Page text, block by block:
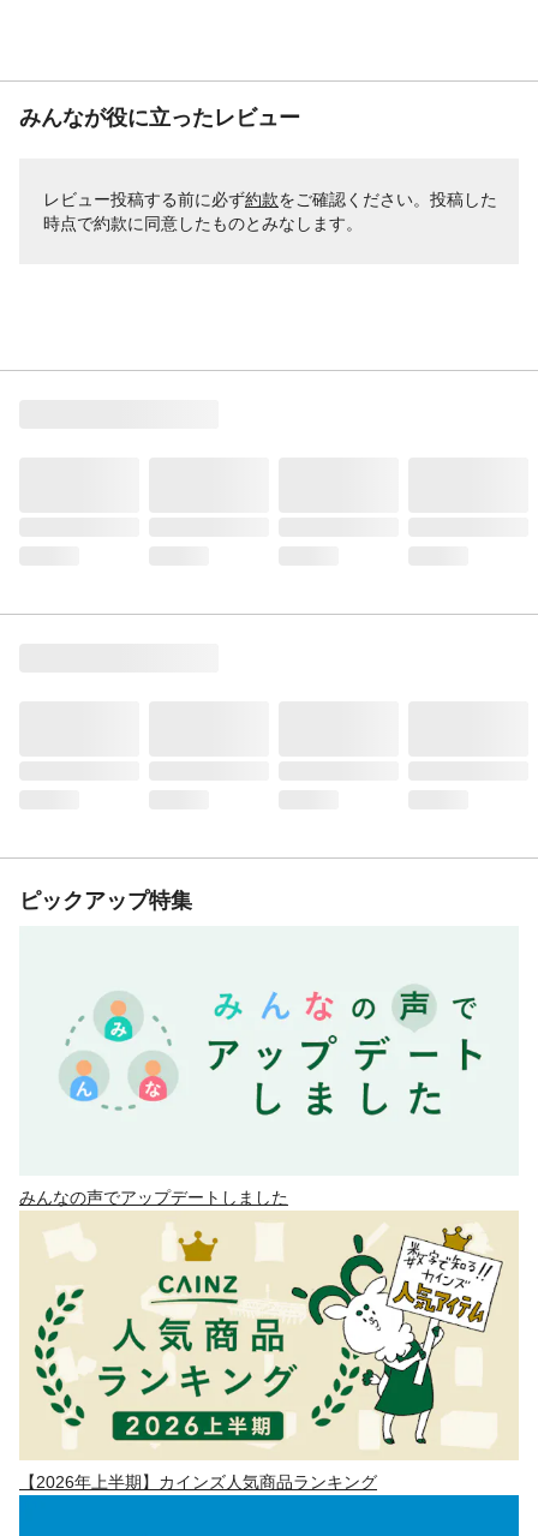
みんなが役に立ったレビュー
レビュー投稿する前に必ず約款をご確認ください。投稿した
時点で約款に同意したものとみなします。
ピックアップ特集
みんなの声でアップデートしました
【2026年上半期】カインズ人気商品ランキング